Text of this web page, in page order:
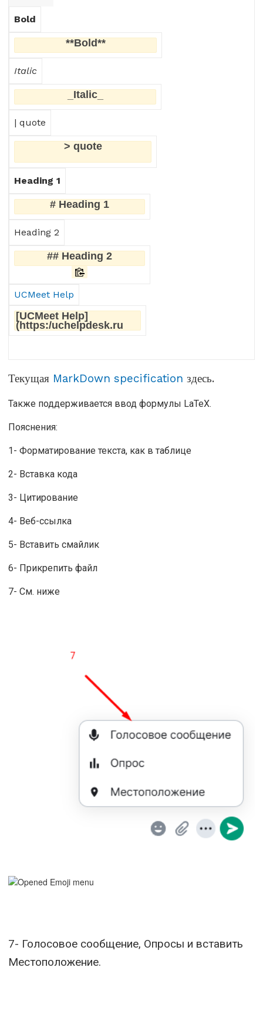
Bold
**Bold**
Italic
_Italic_
| quote
> quote
Heading 1
# Heading 1
Heading 2
## Heading 2
UCMeet Help
[UCMeet Help]
(https:/uchelpdesk.ru
Текущая MarkDown specification здесь.
Также поддерживается ввод формулы LaTeX.
Пояснения:
1- Форматирование текста, как в таблице
2- Вставка кода
3- Цитирование
4- Веб-ссылка
5- Вставить смайлик
6- Прикрепить файл
7- См. ниже
7- Голосовое сообщение, Опросы и вставить
Местоположение.